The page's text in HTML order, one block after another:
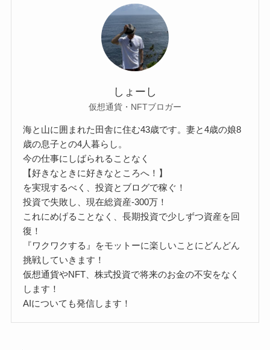
しょーし
仮想通貨・NFTブロガー
海と山に囲まれた田舎に住む43歳です。妻と4歳の娘8
歳の息子との4人暮らし。
今の仕事にしばられることなく
【好きなときに好きなところへ！】
を実現するべく、投資とブログで稼ぐ！
投資で失敗し、現在総資産‐300万！
これにめげることなく、長期投資で少しずつ資産を回
復！
『ワクワクする』をモットーに楽しいことにどんどん
挑戦していきます！
仮想通貨やNFT、株式投資で将来のお金の不安をなく
します！
AIについても発信します！